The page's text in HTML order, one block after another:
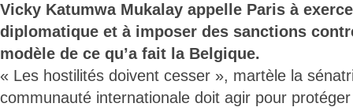
Vicky Katumwa Mukalay appelle Paris à
diplomatique et à imposer des sanctions
modèle de ce qu’a fait la Belgique.
« Les hostilités doivent cesser », martèle la
communauté internationale doit agir pour